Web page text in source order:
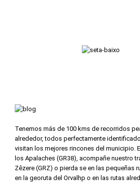
Tenemos más de 100 kms de recorridos
alrededor, todos perfectamente
visitan los mejores rincones del municipio.
los Apalaches (GR38), acompañe nuestro
Zêzere (GRZ) o pierda se en las pequeñas
en la georuta del Orvalhp o en las rutas